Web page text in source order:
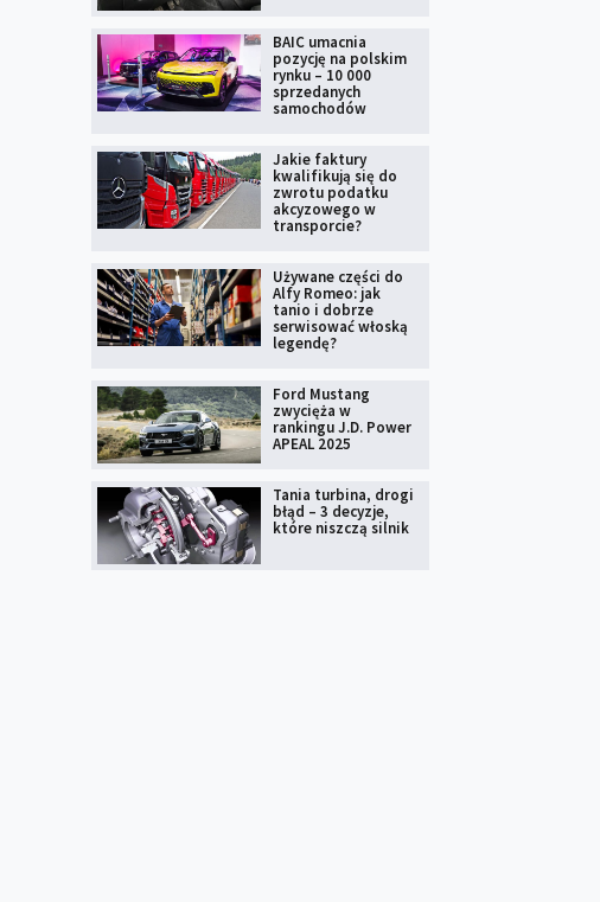
BAIC umacnia
pozycję na polskim
rynku – 10 000
sprzedanych
samochodów
Jakie faktury
kwalifikują się do
zwrotu podatku
akcyzowego w
transporcie?
Używane części do
Alfy Romeo: jak
tanio i dobrze
serwisować włoską
legendę?
Ford Mustang
zwycięża w
rankingu J.D. Power
APEAL 2025
Tania turbina, drogi
błąd – 3 decyzje,
które niszczą silnik